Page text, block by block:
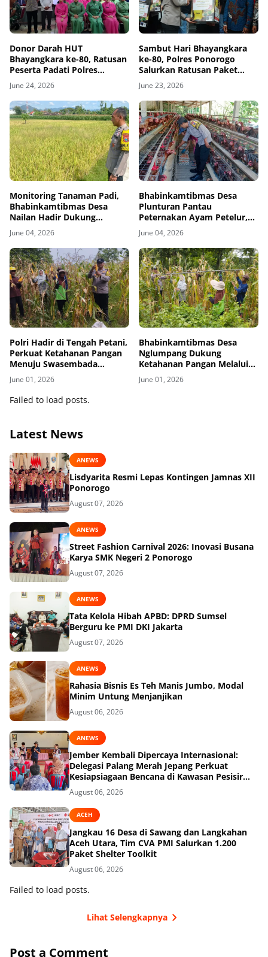
Donor Darah HUT
Bhayangkara ke-80, Ratusan
Peserta Padati Polres
Ponorogo
June 24, 2026
Sambut Hari Bhayangkara
ke-80, Polres Ponorogo
Salurkan Ratusan Paket
Bansos Untuk Masyarakat
June 23, 2026
Monitoring Tanaman Padi,
Bhabinkamtibmas Desa
Nailan Hadir Dukung
Semangat Petani
June 04, 2026
Bhabinkamtibmas Desa
Plunturan Pantau
Peternakan Ayam Petelur,
Dorong Kemandirian Pangan
Masyarakat
June 04, 2026
Polri Hadir di Tengah Petani,
Perkuat Ketahanan Pangan
Menuju Swasembada
Pangan Nasional
June 01, 2026
Bhabinkamtibmas Desa
Nglumpang Dukung
Ketahanan Pangan Melalui
Pendampingan Petani
June 01, 2026
Failed to load posts.
Latest News
ANEWS
Lisdyarita Resmi Lepas Kontingen Jamnas XII
Ponorogo
August 07, 2026
ANEWS
Street Fashion Carnival 2026: Inovasi Busana
Karya SMK Negeri 2 Ponorogo
August 07, 2026
ANEWS
Tata Kelola Hibah APBD: DPRD Sumsel
Berguru ke PMI DKI Jakarta
August 07, 2026
ANEWS
Rahasia Bisnis Es Teh Manis Jumbo, Modal
Minim Untung Menjanjikan
August 06, 2026
ANEWS
Jember Kembali Dipercaya Internasional:
Delegasi Palang Merah Jepang Perkuat
Kesiapsiagaan Bencana di Kawasan Pesisir
dan Sekolah
August 06, 2026
ACEH
Jangkau 16 Desa di Sawang dan Langkahan
Aceh Utara, Tim CVA PMI Salurkan 1.200
Paket Shelter Toolkit
August 06, 2026
Failed to load posts.
Lihat Selengkapnya
Post a Comment